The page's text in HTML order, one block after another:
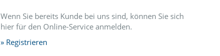
Wenn Sie bereits Kunde bei uns sind, können Sie sich
hier für den Online-Service anmelden.
Registrieren